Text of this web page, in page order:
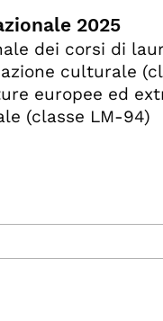
2025
dei corsi di
culturale
europee ed
(classe LM-94)